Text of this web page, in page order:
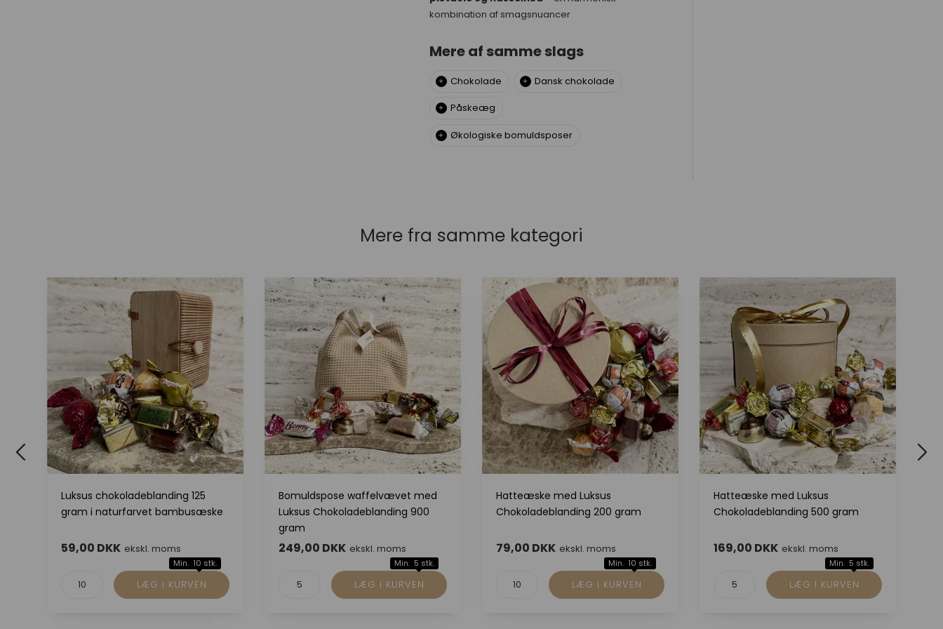
kombination af smagsnuancer
Mere af samme slags
Chokolade Dansk chokolade
Påskeæg
Økologiske bomuldsposer
Mere fra samme kategori
Luksus chokoladeblanding 125
gram i naturfarvet bambusæske
59,00 DKK ekskl. moms
Min. 10 stk.
Bomuldspose waffelvævet med
Luksus Chokoladeblanding 900
gram
249,00 DKK ekskl. moms
Min. 5 stk.
Hatteæske med Luksus
Chokoladeblanding 200 gram
79,00 DKK ekskl. moms
Min. 10 stk.
Hatteæske med Luksus
Chokoladeblanding 500 gram
169,00 DKK ekskl. moms
Min. 5 stk.